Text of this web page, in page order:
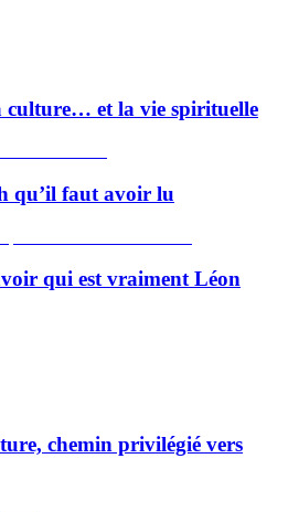
culture… et la vie spirituelle
qu’il faut avoir lu
qui est vraiment Léon
chemin privilégié vers